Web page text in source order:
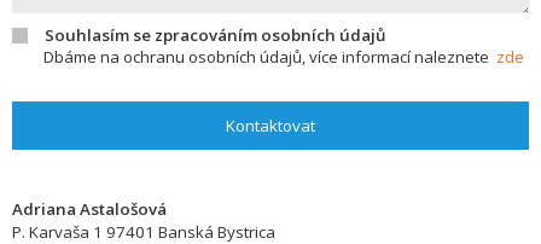
Souhlasím se zpracováním osobních údajů
Dbáme na ochranu osobních údajů, více informací naleznete zde
Kontaktovat
Adriana Astalošová
P. Karvaša 1 97401 Banská Bystrica